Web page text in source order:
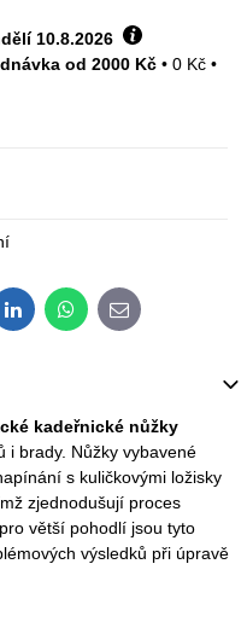
10.8.2026
od 2000 Kč • 0 Kč •
LinkedInWhatsApp
E-mail
kadeřnické nůžky
i brady. Nůžky vybavené
s kuličkovými ložisky
zjednodušují proces
větší pohodlí jsou tyto
výsledků při úpravě